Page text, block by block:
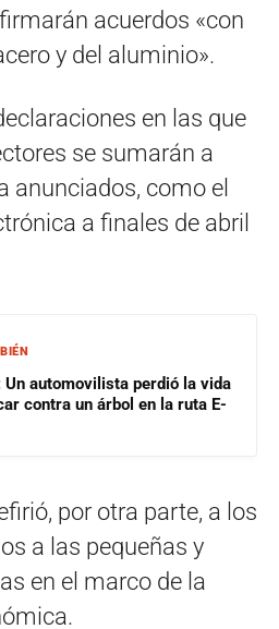
acuerdos «con
y del aluminio».
en las que
se sumarán a
anunciados, como el
a finales de abril
Un automovilista perdió la vida
contra un árbol en la ruta E-
por otra parte, a los
a las pequeñas y
en el marco de la